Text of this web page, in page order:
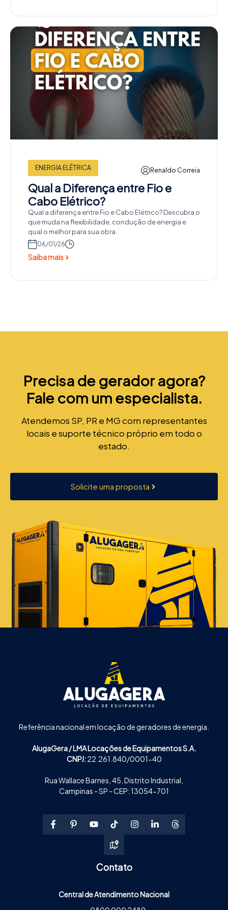
ENERGIA ELÉTRICA Renaldo Correia
Qual a Diferença entre Fio e
Cabo Elétrico?
Qual a diferença entre Fio e Cabo Elétrico? Descubra o
que muda na flexibilidade, condução de energia e
qual o melhor para sua obra.
06/01/26
Saiba mais
Precisa de gerador agora?
Fale com um especialista.
Atendemos SP, PR e MG com representantes
locais e suporte técnico próprio em todo o
estado.
Solicite uma proposta
Referência nacional em locação de geradores de energia.
AlugaGera / LMA Locações de Equipamentos S.A.
CNPJ:22.261.840/0001-40
Rua Wallace Barnes, 45, Distrito Industrial,
Campinas - SP - CEP: 13054-701
Contato
Central de Atendimento Nacional